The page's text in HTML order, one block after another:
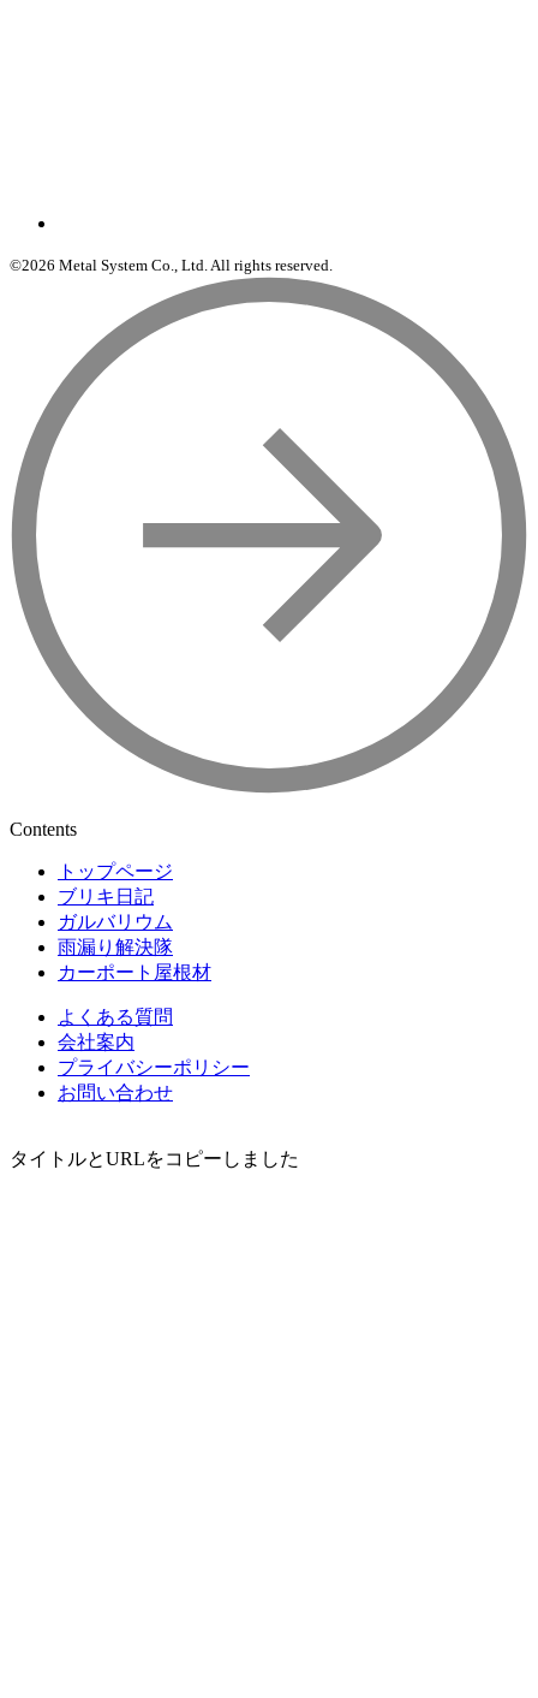
©2026 Metal System Co., Ltd. All rights reserved.
Contents
トップページ
ブリキ日記
ガルバリウム
雨漏り解決隊
カーポート屋根材
よくある質問
会社案内
プライバシーポリシー
お問い合わせ
タイトルとURLをコピーしました